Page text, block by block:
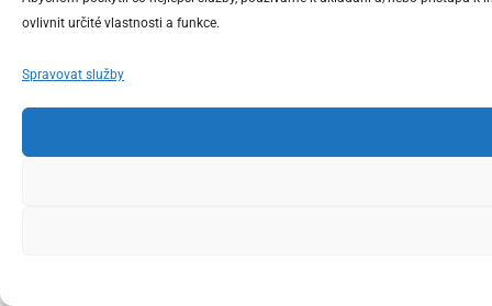
ovlivnit určité vlastnosti a funkce.
Spravovat služby